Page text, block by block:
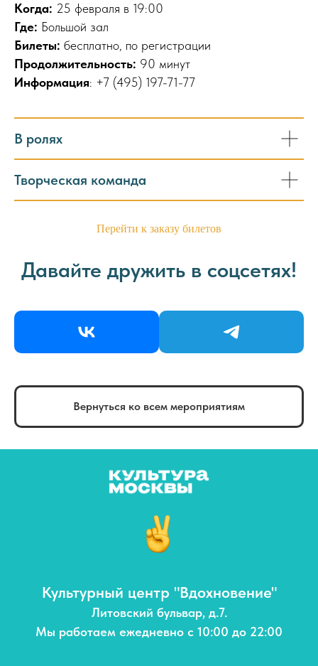
Когда: 25 февраля в 19:00
Где: Большой зал
Билеты: бесплатно, по регистрации
Продолжительность: 90 минут
Информация: +7 (495) 197-71-77
В ролях
Творческая команда
Перейти к заказу билетов
Давайте дружить в соцсетях!
Вернуться ко всем мероприятиям
Культурный центр "Вдохновение"
Литовский бульвар, д.7.
Мы работаем ежедневно с 10:00 до 22:00